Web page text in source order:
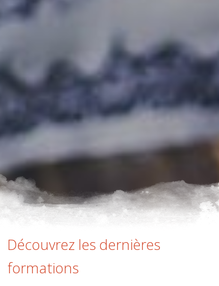
Découvrez les dernières
formations